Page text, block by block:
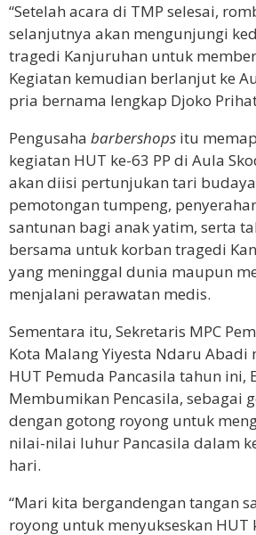
“Setelah acara di TMP selesai,
selanjutnya akan mengunjungi
tragedi Kanjuruhan untuk
Kegiatan kemudian berlanjut ke
pria bernama lengkap Djoko
Pengusaha barbershops itu
kegiatan HUT ke-63 PP di Aula
akan diisi pertunjukan tari
pemotongan tumpeng,
santunan bagi anak yatim, serta
bersama untuk korban tragedi
yang meninggal dunia maupun
menjalani perawatan medis.
Sementara itu, Sekretaris MPC
Kota Malang Yiyesta Ndaru Abadi
HUT Pemuda Pancasila tahun ini,
Membumikan Pencasila, sebagai
dengan gotong royong untuk
nilai-nilai luhur Pancasila dalam
hari.
“Mari kita bergandengan tangan
royong untuk menyukseskan HUT